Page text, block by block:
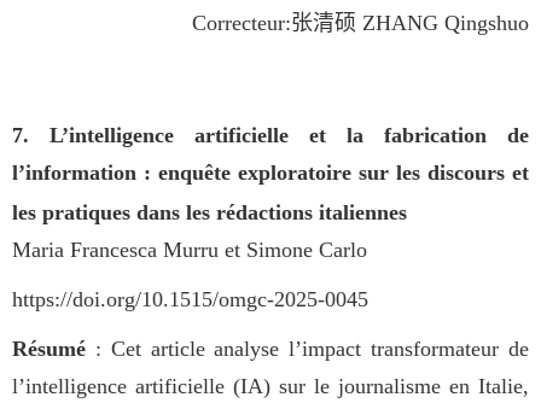
Correcteur:张清硕 ZHANG Qingshuo
7. L’intelligence artificielle et la fabrication de
l’information : enquête exploratoire sur les discours et
les pratiques dans les rédactions italiennes
Maria Francesca Murru et Simone Carlo
https://doi.org/10.1515/omgc-2025-0045
Résumé : Cet article analyse l’impact transformateur de
l’intelligence artificielle (IA) sur le journalisme en Italie,